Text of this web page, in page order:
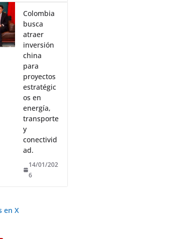
Colombia
busca
atraer
inversión
china
para
proyectos
estratégic
os en
energía,
transporte
y
conectivid
ad.
14/01/202
6
en X